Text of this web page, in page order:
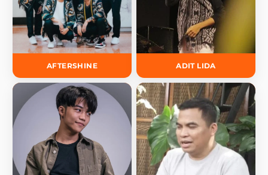
AFTERSHINE ADIT LIDA